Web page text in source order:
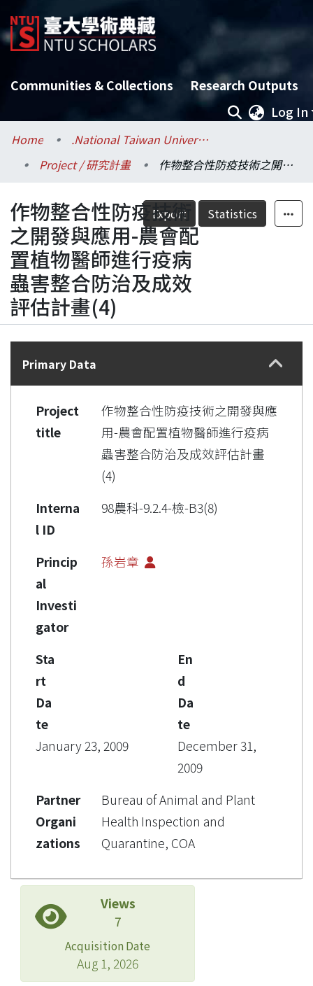
Communities & Collections
Research Outputs
Log In
Home
.National Taiwan University / 國立臺灣大學
Project / 研究計畫
作物整合性防疫技術之開發與應用-農會配置植物醫師進行疫病蟲害整合防治及成效評估計畫(4)
Export Statistics
作物整合性防疫技術
之開發與應用-農會配
置植物醫師進行疫病
蟲害整合防治及成效
評估計畫(4)
Details
Primary Data
Project
title
作物整合性防疫技術之開發與應
用-農會配置植物醫師進行疫病
蟲害整合防治及成效評估計畫
(4)
Interna
l ID
98農科-9.2.4-檢-B3(8)
Princip
al
Investi
gator
孫岩章
Sta
rt
Da
te
January 23, 2009
En
d
Da
te
December 31,
2009
Partner
Organi
zations
Bureau of Animal and Plant
Health Inspection and
Quarantine, COA
Views
7
Acquisition Date
Aug 1, 2026